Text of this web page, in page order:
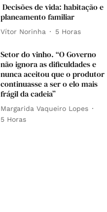
Decisões de vida: habitação e
planeamento familiar
Vítor Norinha 5 Horas
Setor do vinho. “O Governo
não ignora as dificuldades e
nunca aceitou que o produtor
continuasse a ser o elo mais
frágil da cadeia”
Margarida Vaqueiro Lopes
5 Horas